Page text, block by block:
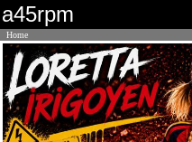
a45rpm
Home